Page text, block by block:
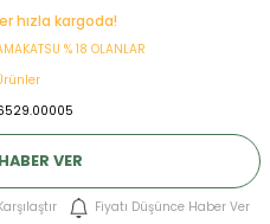
hızla kargoda!
% 18 OLANLAR
VER
Fiyatı Düşünce Haber Ver